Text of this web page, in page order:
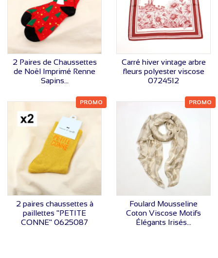
VOIR LE PRIX
2 Paires de Chaussettes
de Noël Imprimé Renne
Sapins...
VOIR LE PRIX
Carré hiver vintage arbre
fleurs polyester viscose
0724512
VOIR LE PRIX
2 paires chaussettes à
paillettes "PETITE
CONNE" 0625087
PROMO
VOIR LE PRIX
Foulard Mousseline
Coton Viscose Motifs
Élégants Irisés...
PROMO